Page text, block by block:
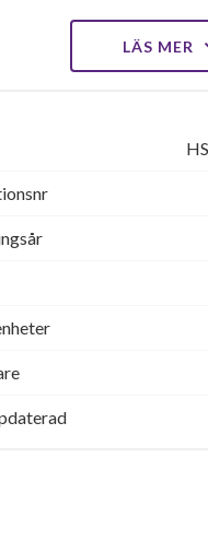
LÄS MER